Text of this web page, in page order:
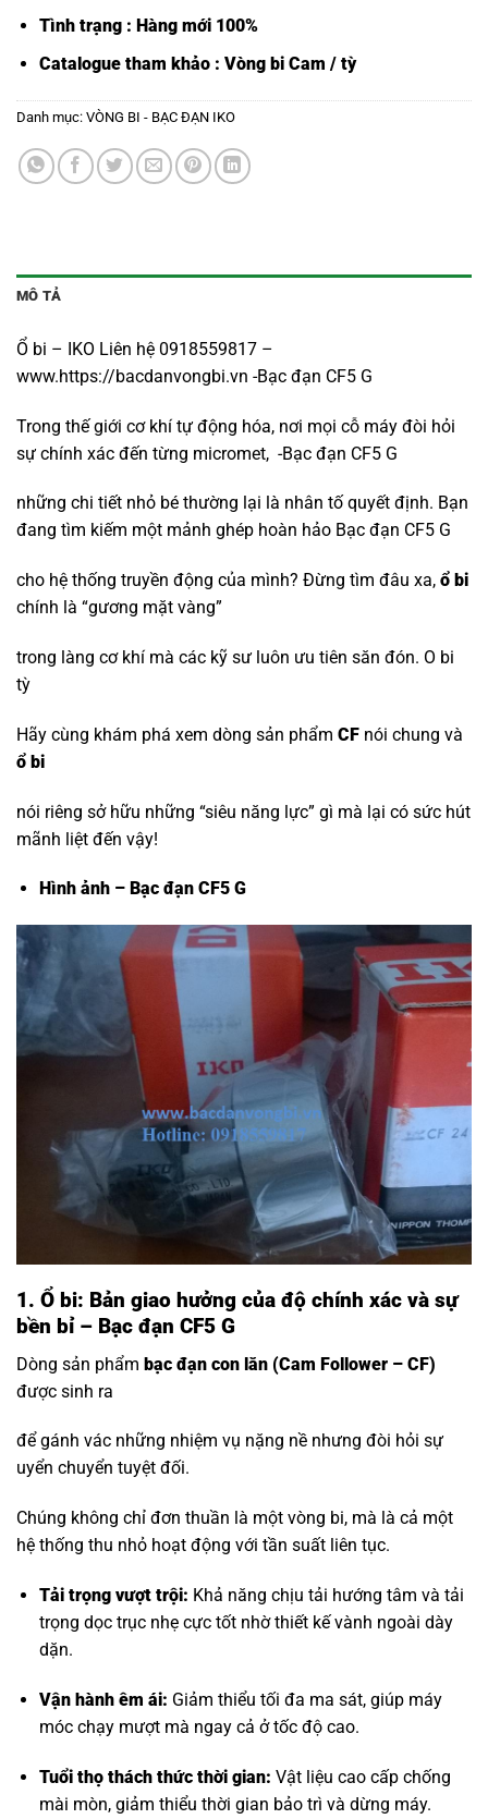
Tình trạng : Hàng mới 100%
Catalogue tham khảo : Vòng bi Cam / tỳ
Danh mục: VÒNG BI - BẠC ĐẠN IKO
MÔ TẢ
Ổ bi – IKO Liên hệ 0918559817 –
www.https://bacdanvongbi.vn -Bạc đạn CF5 G
Trong thế giới cơ khí tự động hóa, nơi mọi cỗ máy đòi hỏi
sự chính xác đến từng micromet, -Bạc đạn CF5 G
những chi tiết nhỏ bé thường lại là nhân tố quyết định. Bạn
đang tìm kiếm một mảnh ghép hoàn hảo Bạc đạn CF5 G
cho hệ thống truyền động của mình? Đừng tìm đâu xa, ổ bi
chính là “gương mặt vàng”
trong làng cơ khí mà các kỹ sư luôn ưu tiên săn đón. O bi
tỳ
Hãy cùng khám phá xem dòng sản phẩm CF nói chung và
ổ bi
nói riêng sở hữu những “siêu năng lực” gì mà lại có sức hút
mãnh liệt đến vậy!
Hình ảnh – Bạc đạn CF5 G
1. Ổ bi: Bản giao hưởng của độ chính xác và sự
bền bỉ – Bạc đạn CF5 G
Dòng sản phẩm bạc đạn con lăn (Cam Follower – CF)
được sinh ra
để gánh vác những nhiệm vụ nặng nề nhưng đòi hỏi sự
uyển chuyển tuyệt đối.
Chúng không chỉ đơn thuần là một vòng bi, mà là cả một
hệ thống thu nhỏ hoạt động với tần suất liên tục.
Tải trọng vượt trội: Khả năng chịu tải hướng tâm và tải
trọng dọc trục nhẹ cực tốt nhờ thiết kế vành ngoài dày
dặn.
Vận hành êm ái: Giảm thiểu tối đa ma sát, giúp máy
móc chạy mượt mà ngay cả ở tốc độ cao.
Tuổi thọ thách thức thời gian: Vật liệu cao cấp chống
mài mòn, giảm thiểu thời gian bảo trì và dừng máy.